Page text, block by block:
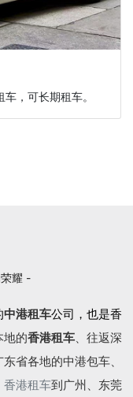
，可长期租车。
耀 -
中港租车公司，也是香
地的香港租车、往返深
东省各地的中港包车、
香港租车到广州、东莞